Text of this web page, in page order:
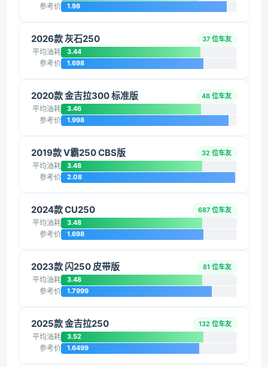
参考价 1.98
2026款 灰石250 37 位车友
平均油耗 3.44
参考价 1.698
2020款 金吉拉300 标准版 48 位车友
平均油耗 3.46
参考价 1.998
2019款 V霸250 CBS版 32 位车友
平均油耗 3.48
参考价 2.08
2024款 CU250 687 位车友
平均油耗 3.48
参考价 1.698
2023款 闪250 皮带版 81 位车友
平均油耗 3.48
参考价 1.7999
2025款 金吉拉250 132 位车友
平均油耗 3.52
参考价 1.6499